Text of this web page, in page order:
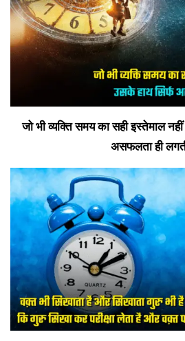
जो भी व्यक्ति समय का सही इस्तेमाल
असफलता ही